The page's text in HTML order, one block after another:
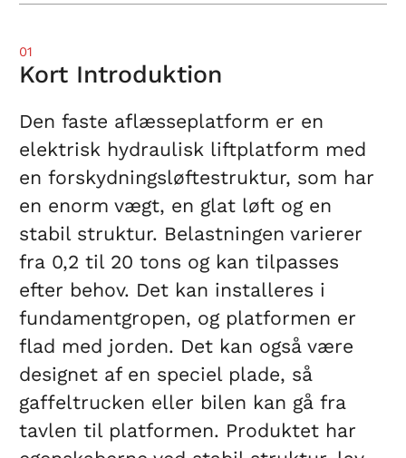
01
Kort Introduktion
Den faste aflæsseplatform er en
elektrisk hydraulisk liftplatform med
en forskydningsløftestruktur, som har
en enorm vægt, en glat løft og en
stabil struktur. Belastningen varierer
fra 0,2 til 20 tons og kan tilpasses
efter behov. Det kan installeres i
fundamentgropen, og platformen er
flad med jorden. Det kan også være
designet af en speciel plade, så
gaffeltrucken eller bilen kan gå fra
tavlen til platformen. Produktet har